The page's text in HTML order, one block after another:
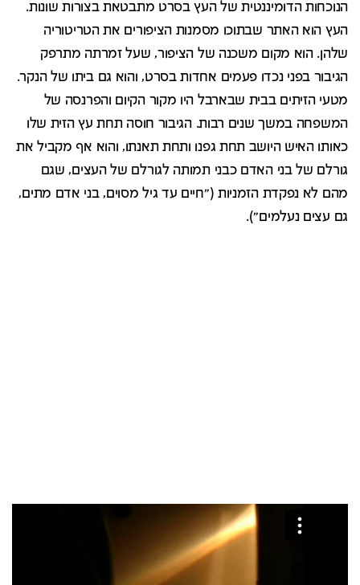
הנוכחות הדומיננטית של העץ בסרט מתבטאת בצורות שונות.
העץ הוא האתר שבתוכו מסמנות הציפורים את הטריטוריה
שלהן. הוא מקום משכנה של הציפור, שעל זמרתה מתרפק
הגיבור בפני נכדו פעמים אחדות בסרט, והוא גם ביתו של הנקר.
מטעי הזיתים בבית שבארבל היו מקור הקיום והפרנסה של
המשפחה במשך שנים רבות. הגיבור חוסה תחת עץ הזית שלו
כאותו האיש היושב תחת גפנו ותחת תאנתו, והוא אף מקביל את
גורלם של בני האדם כבני תמותה לגורלם של העצים, שגם
מהם לא נפקדת הזמניות ("חיים עד גיל מסוים, בני אדם מתים,
גם עצים נעלמים").